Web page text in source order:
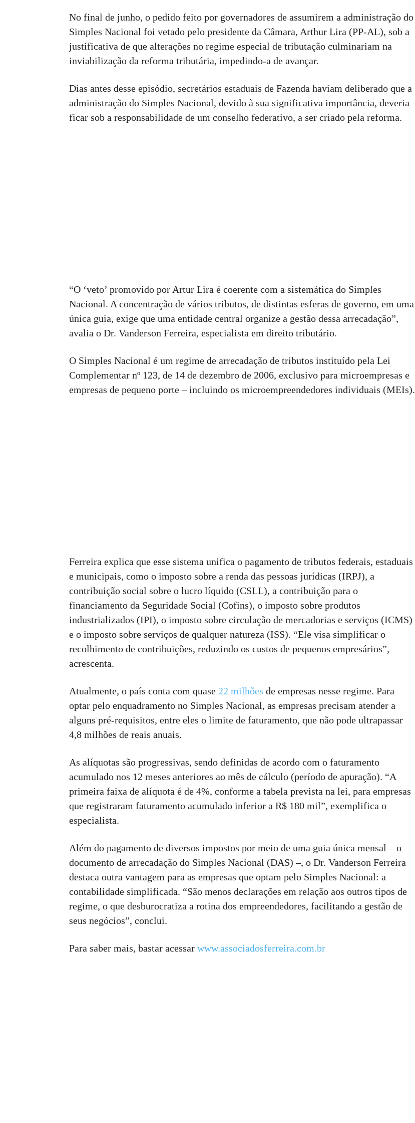
No final de junho, o pedido feito por governadores de assumirem a administração do
Simples Nacional foi vetado pelo presidente da Câmara, Arthur Lira (PP-AL), sob a
justificativa de que alterações no regime especial de tributação culminariam na
inviabilização da reforma tributária, impedindo-a de avançar.
Dias antes desse episódio, secretários estaduais de Fazenda haviam deliberado que a
administração do Simples Nacional, devido à sua significativa importância, deveria
ficar sob a responsabilidade de um conselho federativo, a ser criado pela reforma.
“O ‘veto’ promovido por Artur Lira é coerente com a sistemática do Simples
Nacional. A concentração de vários tributos, de distintas esferas de governo, em uma
única guia, exige que uma entidade central organize a gestão dessa arrecadação”,
avalia o Dr. Vanderson Ferreira, especialista em direito tributário.
O Simples Nacional é um regime de arrecadação de tributos instituído pela Lei
Complementar nº 123, de 14 de dezembro de 2006, exclusivo para microempresas e
empresas de pequeno porte – incluindo os microempreendedores individuais (MEIs).
Ferreira explica que esse sistema unifica o pagamento de tributos federais, estaduais
e municipais, como o imposto sobre a renda das pessoas jurídicas (IRPJ), a
contribuição social sobre o lucro líquido (CSLL), a contribuição para o
financiamento da Seguridade Social (Cofins), o imposto sobre produtos
industrializados (IPI), o imposto sobre circulação de mercadorias e serviços (ICMS)
e o imposto sobre serviços de qualquer natureza (ISS). “Ele visa simplificar o
recolhimento de contribuições, reduzindo os custos de pequenos empresários”,
acrescenta.
Atualmente, o país conta com quase 22 milhões de empresas nesse regime. Para
optar pelo enquadramento no Simples Nacional, as empresas precisam atender a
alguns pré-requisitos, entre eles o limite de faturamento, que não pode ultrapassar
4,8 milhões de reais anuais.
As alíquotas são progressivas, sendo definidas de acordo com o faturamento
acumulado nos 12 meses anteriores ao mês de cálculo (período de apuração). “A
primeira faixa de alíquota é de 4%, conforme a tabela prevista na lei, para empresas
que registraram faturamento acumulado inferior a R$ 180 mil”, exemplifica o
especialista.
Além do pagamento de diversos impostos por meio de uma guia única mensal – o
documento de arrecadação do Simples Nacional (DAS) –, o Dr. Vanderson Ferreira
destaca outra vantagem para as empresas que optam pelo Simples Nacional: a
contabilidade simplificada. “São menos declarações em relação aos outros tipos de
regime, o que desburocratiza a rotina dos empreendedores, facilitando a gestão de
seus negócios”, conclui.
Para saber mais, bastar acessar www.associadosferreira.com.br